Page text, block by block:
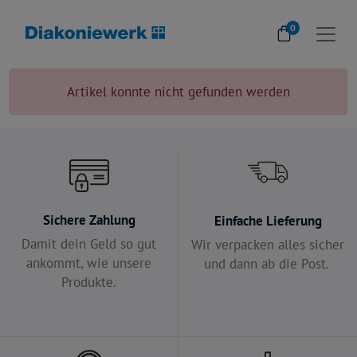
0
Artikel konnte nicht gefunden werden
Sichere Zahlung
Damit dein Geld so gut
ankommt, wie unsere
Produkte.
Einfache Lieferung
Wir verpacken alles sicher
und dann ab die Post.